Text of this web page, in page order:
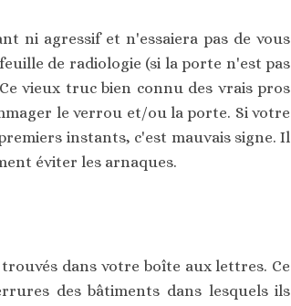
ni agressif et n'essaiera pas de vous
de radiologie (si la porte n'est pas
vieux truc bien connu des vrais pros
le verrou et/ou la porte. Si votre
instants, c'est mauvais signe. Il
éviter les arnaques.
dans votre boîte aux lettres. Ce
des bâtiments dans lesquels ils